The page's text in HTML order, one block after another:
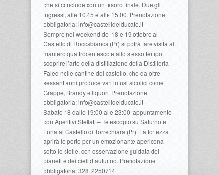
che si conclude con un tesoro finale. Due gli
ingressi, alle 10.45 e alle 15.00. Prenotazione
obbligatoria: info@castellidelducato.it
Sempre nel weekend del 18 e 19 ottobre al
Castello di Roccabianca (Pr) si potrà fare visita al
maniero quattrocentesco e allo stesso tempo
scoprire l’arte della distillazione della Distilleria
Faled nelle cantine del castello, che da oltre
sessant’anni produce vari infusi alcolici come
Grappe, Brandy e liquori. Prenotazione
obbligatoria: info@castellidelducato.it
Sabato 18 dalle 19:00 alle 23:00, appuntamento
con Aperitivi Stellati – Telescopio su Saturno e
Luna al Castello di Torrechiara (Pr). La fortezza
aprirà le porte per un emozionante apericena
sotto le stelle, con osservazione guidata dei
pianeti e dei cieli d’autunno. Prenotazione
obbligatoria: 328. 2250714